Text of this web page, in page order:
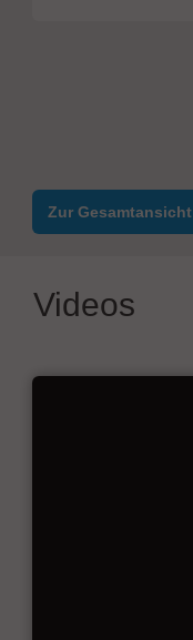
Zur Gesamtansicht
Videos